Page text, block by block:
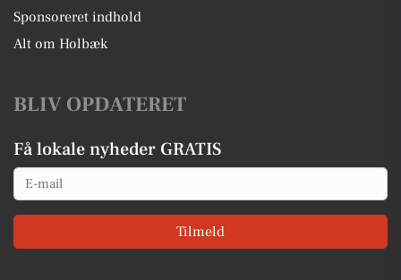
Sponsoreret indhold
Alt om Holbæk
BLIV OPDATERET
Få lokale nyheder GRATIS
Email
Tilmeld